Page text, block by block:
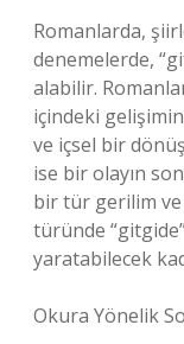
Romanlarda,
denemelerde,
alabilir.
içindeki
ve içsel bir
ise bir olayın
bir tür gerilim ve
türünde
yaratabilecek
Okura Yönelik